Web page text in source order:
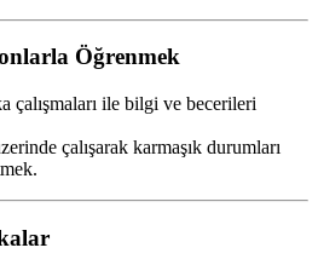
Öğrenmek
çalışmaları ile bilgi ve becerileri
çalışarak karmaşık durumları